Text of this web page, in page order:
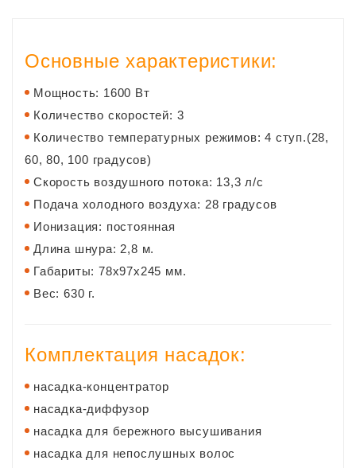
Основные характеристики:
Мощность: 1600 Вт
Количество скоростей: 3
Количество температурных режимов: 4 ступ.(28,
60, 80, 100 градусов)
Скорость воздушного потока: 13,3 л/с
Подача холодного воздуха: 28 градусов
Ионизация: постоянная
Длина шнура: 2,8 м.
Габариты: 78х97х245 мм.
Вес: 630 г.
Комплектация насадок:
насадка-концентратор
насадка-диффузор
насадка для бережного высушивания
насадка для непослушных волос